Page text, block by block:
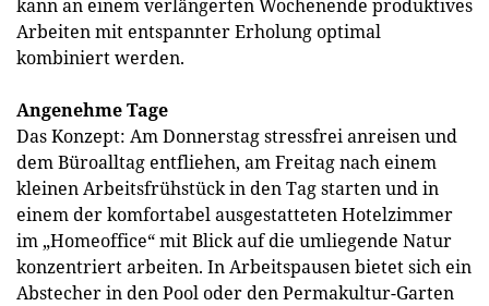
kann an einem verlängerten Wochenende produktives
Arbeiten mit entspannter Erholung optimal
kombiniert werden.
Angenehme Tage
Das Konzept: Am Donnerstag stressfrei anreisen und
dem Büroalltag entfliehen, am Freitag nach einem
kleinen Arbeitsfrühstück in den Tag starten und in
einem der komfortabel ausgestatteten Hotelzimmer
im „Homeoffice“ mit Blick auf die umliegende Natur
konzentriert arbeiten. In Arbeitspausen bietet sich ein
Abstecher in den Pool oder den Permakultur-Garten